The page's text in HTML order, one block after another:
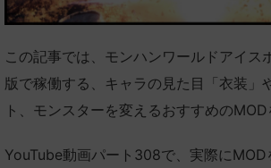
この記事では、モンハンワールドアイス
版で稼働する、キャラの見た目「衣装」
ト、モンスターを変えるおすすめのMOD
YouTube動画パート308で、実際にMOD